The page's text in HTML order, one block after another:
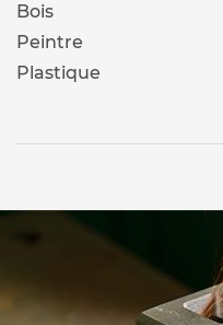
Bois
Peintre
Plastique